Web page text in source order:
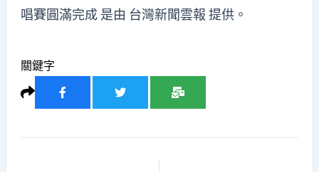
唱賽圓滿完成是由 台灣新聞雲報 提供。
關鍵字